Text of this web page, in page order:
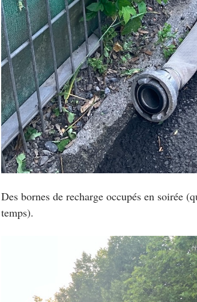
Des bornes de recharge occupés en soirée
temps).